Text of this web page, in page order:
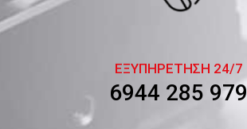
ΕΞΥΠΗΡΕΤΗΣΗ 24/7
6944 285 979